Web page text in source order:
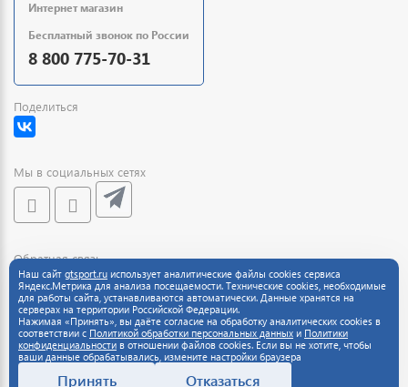
Интернет магазин
Бесплатный звонок по России
8 800 775-70-31
Поделиться
Мы в социальных сетях
Обратная связь
Наш сайт gtsport.ru использует аналитические файлы cookies сервиса
Яндекс.Метрика для анализа посещаемости. Технические cookies, необходимые
для работы сайта, устанавливаются автоматически. Данные хранятся на
серверах на территории Российской Федерации.
Нажимая «Принять», вы даёте согласие на обработку аналитических cookies в
соответствии с Политикой обработки персональных данных и Политики
конфиденциальности в отношении файлов cookies. Если вы не хотите, чтобы
ваши данные обрабатывались, измените настройки браузера
Принять Отказаться